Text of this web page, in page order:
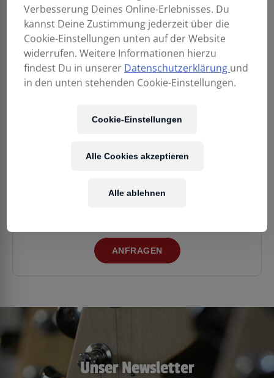
BLACK SMITH AAOT
010-046 Electric
BLACK SMITH AAOT
012-054 Acoustic
21,90
passenden Modell. Sende uns eine unverbindliche
ANFRAGEN
Unser Newsletter
Verbesserung Deines Online-Erlebnisses. Du
kannst Deine Zustimmung jederzeit über die
Cookie-Einstellungen unten auf der Website
widerrufen. Weitere Informationen hierzu
findest Du in unserer Datenschutzerklärung und
in den unten stehenden Cookie-Einstellungen.
Cookie-Einstellungen
Alle ablehnen
Alle Cookies akzeptieren